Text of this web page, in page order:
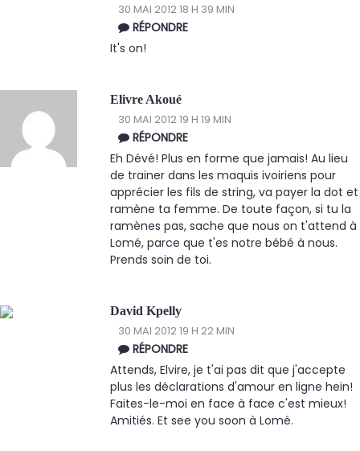
30 MAI 2012 18 H 39 MIN
RÉPONDRE
It's on!
Elivre Akoué
30 MAI 2012 19 H 19 MIN
RÉPONDRE
Eh Dévé! Plus en forme que jamais! Au lieu
de trainer dans les maquis ivoiriens pour
apprécier les fils de string, va payer la dot et
ramène ta femme. De toute façon, si tu la
ramènes pas, sache que nous on t'attend à
Lomé, parce que t'es notre bébé à nous.
Prends soin de toi.
David Kpelly
30 MAI 2012 19 H 22 MIN
RÉPONDRE
Attends, Elvire, je t'ai pas dit que j'accepte
plus les déclarations d'amour en ligne hein!
Faites-le-moi en face à face c'est mieux!
Amitiés. Et see you soon à Lomé.